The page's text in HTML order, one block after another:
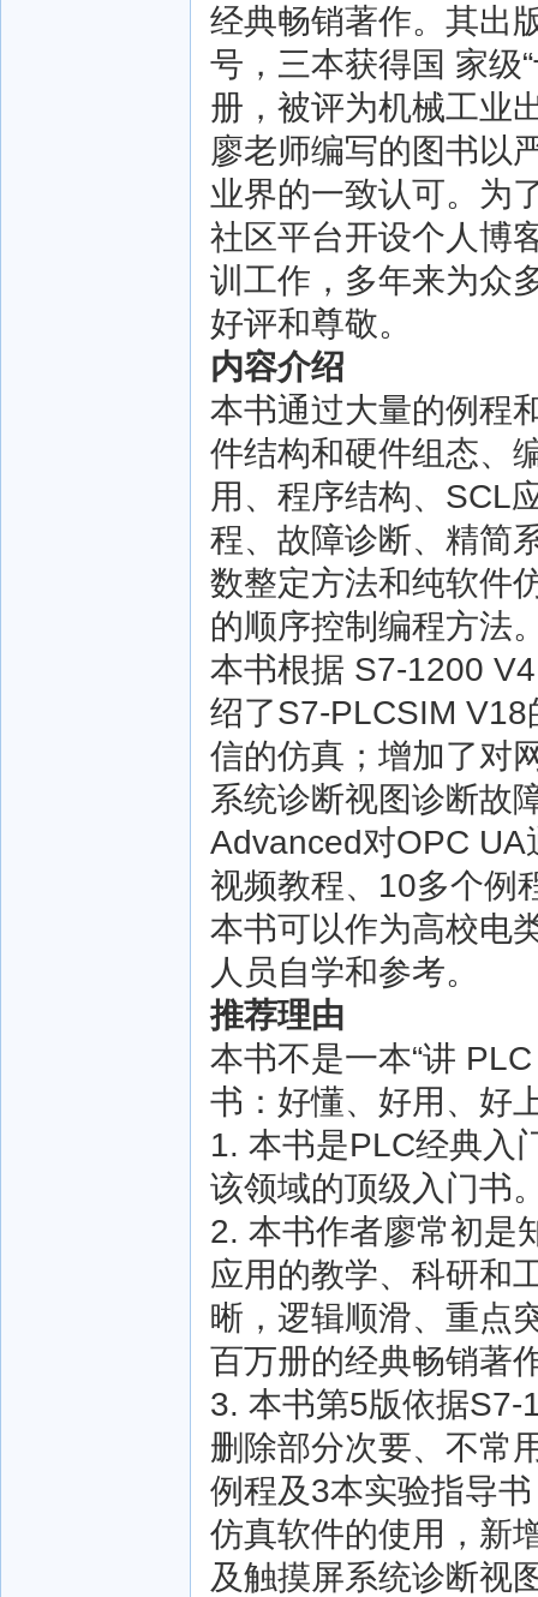
经典畅销著作。其出
号，三本获得国 家级
册，被评为机械工业
廖老师编写的图书以
业界的一致认可。为
社区平台开设个人博
训工作，多年来为众
好评和尊敬。
内容介绍
本书通过大量的例程
件结构和硬件组态、
用、程序结构、SCL
程、故障诊断、精简
数整定方法和纯软件
的顺序控制编程方法
本书根据 S7-1200
绍了S7-PLCSIM
信的仿真；增加了对
系统诊断视图诊断故
Advanced对OPC UA
视频教程、10多个例
本书可以作为高校电
人员自学和参考。
推荐理由
本书不是一本“讲
书：好懂、好用、好
1. 本书是PLC经典入
该领域的顶级入门书
2. 本书作者廖常初是
应用的教学、科研和
晰，逻辑顺滑、重点
百万册的经典畅销著
3. 本书第5版依据
删除部分次要、不常
例程及3本实验指导
仿真软件的使用，新
及触摸屏系统诊断视